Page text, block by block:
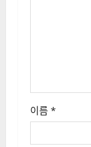
이름 *